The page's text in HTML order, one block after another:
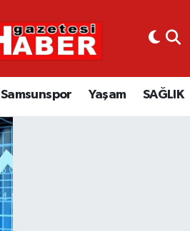
Samsunspor Yaşam SAĞLIK